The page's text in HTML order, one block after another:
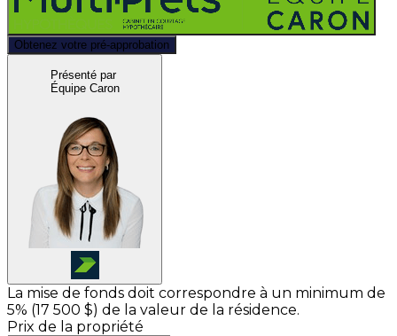
Obtenez votre pré-approbation
Présenté par
Équipe Caron
La mise de fonds doit correspondre à un minimum de
5% (17 500 $) de la valeur de la résidence.
Prix de la propriété